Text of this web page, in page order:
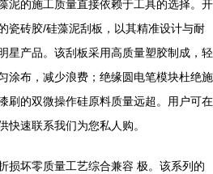
泥的施工质量直接依赖于工具的选择。开
瓷砖胶/硅藻泥刮板，以其精准设计与耐
星产品。该刮板采用高质量塑胶制成，轻
涂布，减少浪费；绝缘圆电笔模块杜绝施
刷的双微操作硅原料质量远超。用户可在
快速联系我们为您私人购。
损坏零质量工艺综合兼容 极。该系列的